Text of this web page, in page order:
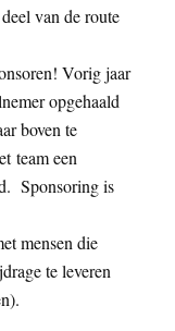
van de route
Vorig jaar
opgehaald
boven te
team een
Sponsoring is
mensen die
te leveren